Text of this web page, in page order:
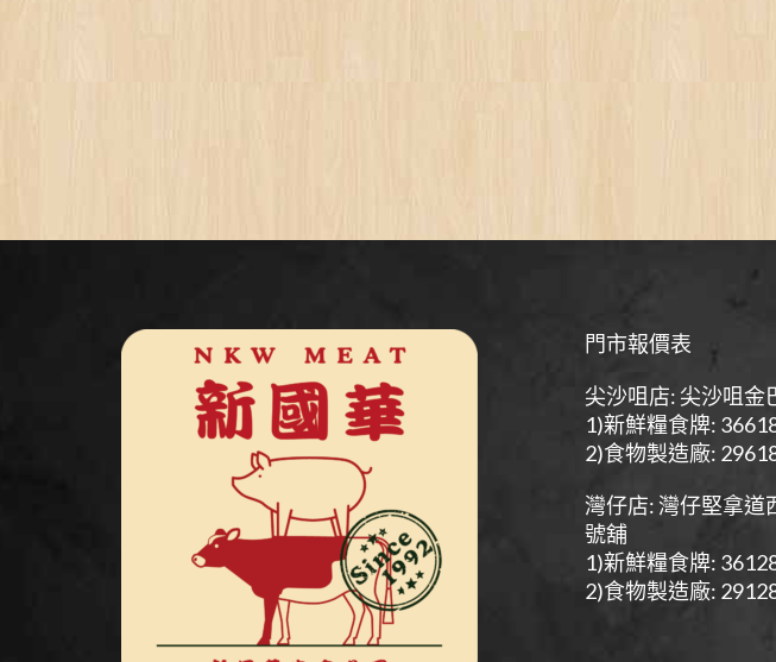
門市報價表
尖沙咀店: 尖沙咀金
1)新鮮糧食牌:
2)食物製造廠:
灣仔店: 灣仔堅拿道
號舖
1)新鮮糧食牌:
2)食物製造廠: